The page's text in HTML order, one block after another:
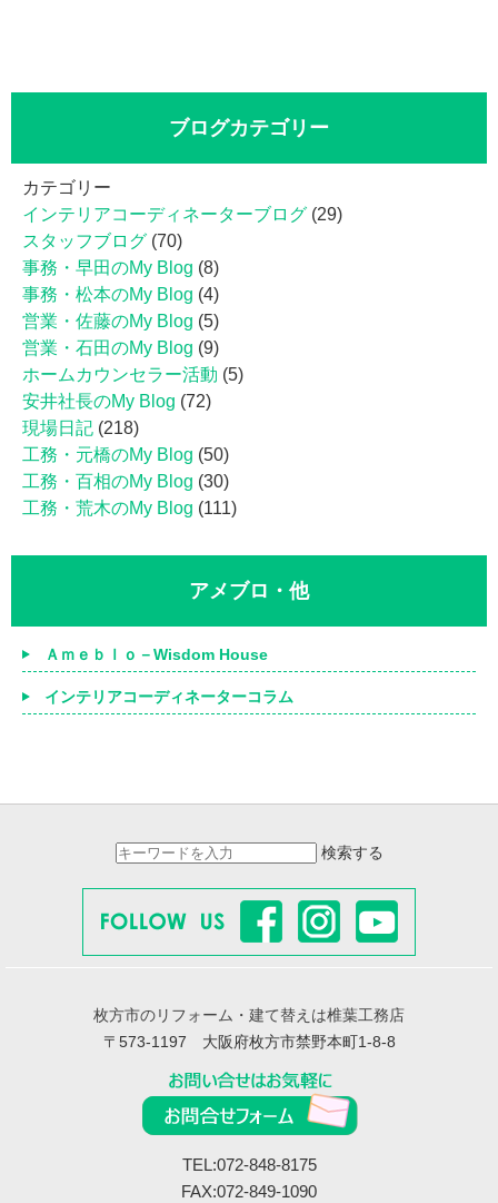
ブログカテゴリー
カテゴリー
インテリアコーディネーターブログ (29)
スタッフブログ (70)
事務・早田のMy Blog (8)
事務・松本のMy Blog (4)
営業・佐藤のMy Blog (5)
営業・石田のMy Blog (9)
ホームカウンセラー活動 (5)
安井社長のMy Blog (72)
現場日記 (218)
工務・元橋のMy Blog (50)
工務・百相のMy Blog (30)
工務・荒木のMy Blog (111)
アメブロ・他
Ａｍｅｂｌｏ－Wisdom House
インテリアコーディネーターコラム
検索する
枚方市のリフォーム・建て替えは椎葉工務店
〒573-1197 大阪府枚方市禁野本町1-8-8
TEL:072-848-8175
FAX:072-849-1090